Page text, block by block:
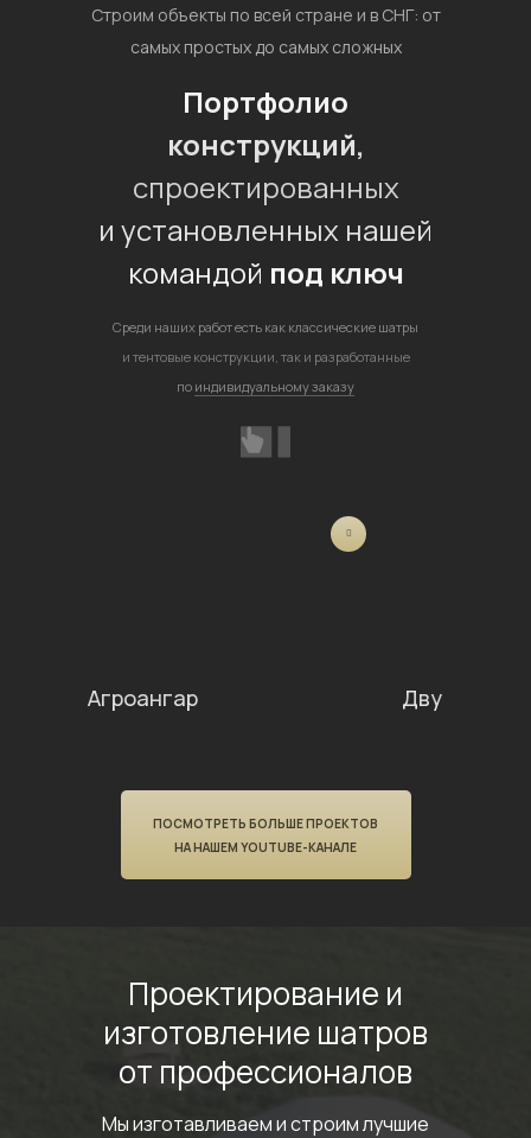
Строим объекты по всей стране и в СНГ: от
самых простых до самых сложных
Портфолио
конструкций,
спроектированных
и установленных нашей
командой под ключ
Среди наших работ есть как классические шатры
и тентовые конструкции, так и разработанные
по индивидуальному заказу
Агроангар
ПОСМОТРЕТЬ БОЛЬШЕ ПРОЕКТОВ
НА НАШЕМ YOUTUBE-КАНАЛЕ
Проектирование и
изготовление шатров
от профессионалов
Мы изготавливаем и строим лучшие